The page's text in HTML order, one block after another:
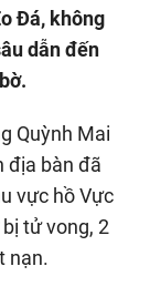
Đá, không
dẫn đến
Quỳnh Mai
địa bàn đã
vực hồ Vực
tử vong, 2
nạn.